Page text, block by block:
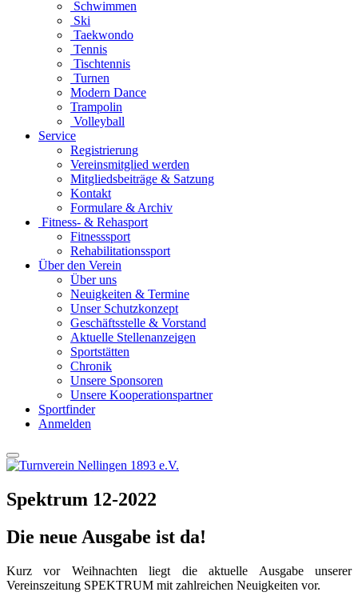
Schwimmen
Ski
Taekwondo
Tennis
Tischtennis
Turnen
Modern Dance
Trampolin
Volleyball
Service
Registrierung
Vereinsmitglied werden
Mitgliedsbeiträge & Satzung
Kontakt
Formulare & Archiv
Fitness- & Rehasport
Fitnesssport
Rehabilitationssport
Über den Verein
Über uns
Neuigkeiten & Termine
Unser Schutzkonzept
Geschäftsstelle & Vorstand
Aktuelle Stellenanzeigen
Sportstätten
Chronik
Unsere Sponsoren
Unsere Kooperationspartner
Sportfinder
Anmelden
Spektrum 12-2022
Die neue Ausgabe ist da!
Kurz vor Weihnachten liegt die aktuelle Ausgabe unserer
Vereinszeitung SPEKTRUM mit zahlreichen Neuigkeiten vor.